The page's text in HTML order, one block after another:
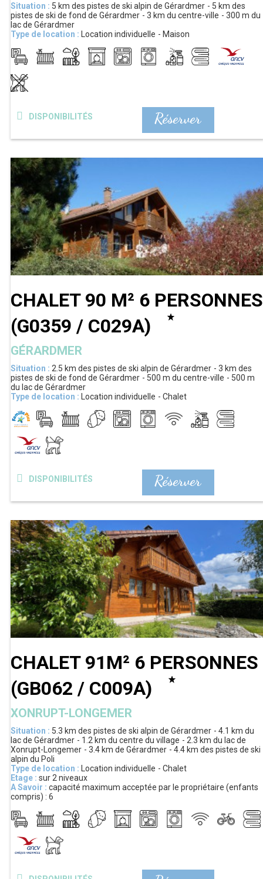
Situation : 5 km des pistes de ski alpin de Gérardmer 5 km des
pistes de ski de fond de Gérardmer
3 km du centre-ville 300 m du
lac de Gérardmer
Type de location :
Location individuelle Maison
Réserver
DISPONIBILITÉS
CHALET 90 M² 6 PERSONNES
(G0359 / C029A)
GÉRARDMER
Situation : 2.5 km des pistes de ski alpin de Gérardmer 3 km des
pistes de ski de fond de Gérardmer
500 m du centre-ville
500 m
du lac de Gérardmer
Type de location :
Location individuelle Chalet
Réserver
DISPONIBILITÉS
CHALET 91M² 6 PERSONNES
(GB062 / C009A)
XONRUPT-LONGEMER
Situation : 5.3 km des pistes de ski alpin de Gérardmer 4.1 km du
lac de Gérardmer
1.2 km du centre du village 2.3 km du lac de
Xonrupt-Longemer
3.4 km de Gérardmer 4.4 km des pistes de ski
alpin du Poli
Type de location :
Location individuelle
Chalet
Etage : sur 2 niveaux
A Savoir : capacité maximum acceptée par le propriétaire (enfants
compris) : 6